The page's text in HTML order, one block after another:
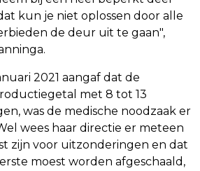
kun je niet oplossen door alle
de deur uit te gaan",
2021 aangaf dat de
met 8 tot 13
was de medische noodzaak er
wees haar directie er meteen
zijn voor uitzonderingen en dat
moest worden afgeschaald,